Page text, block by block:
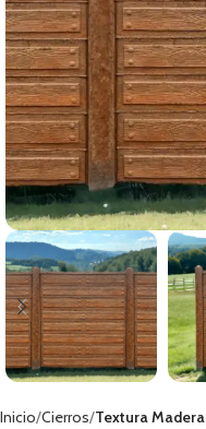
Inicio Cierros Textura Madera